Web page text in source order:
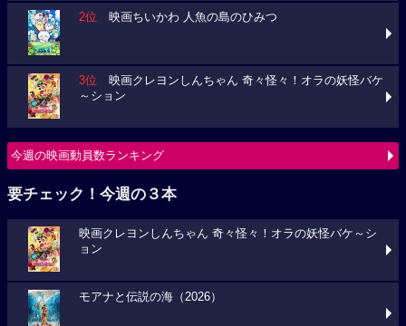
2位 映画ちいかわ 人魚の島のひみつ
3位 映画クレヨンしんちゃん 奇々怪々！オラの妖怪バケ
～ション
今週の映画動員数ランキング
要チェック！今週の３本
映画クレヨンしんちゃん 奇々怪々！オラの妖怪バケ～シ
ョン
モアナと伝説の海（2026）